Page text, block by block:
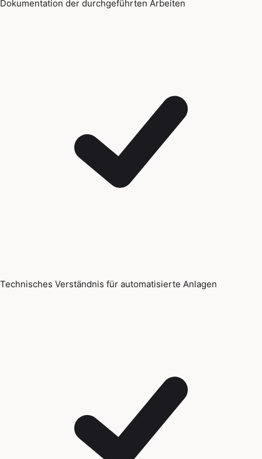
Dokumentation der durchgeführten Arbeiten
Technisches Verständnis für automatisierte Anlagen